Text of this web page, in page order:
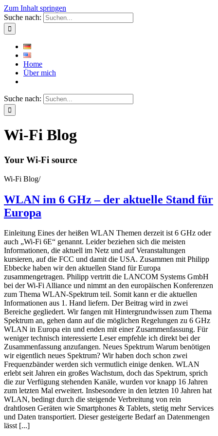
Zum Inhalt springen
Suche nach:
Home
Über mich
Suche nach:
Wi-Fi Blog
Your Wi-Fi source
Wi-Fi Blog/
WLAN im 6 GHz – der aktuelle Stand für
Europa
Einleitung Eines der heißen WLAN Themen derzeit ist 6 GHz oder
auch „Wi-Fi 6E“ genannt. Leider beziehen sich die meisten
Informationen, die aktuell im Netz und auf Veranstaltungen
kursieren, auf die FCC und damit die USA. Zusammen mit Philipp
Ebbecke haben wir den aktuellen Stand für Europa
zusammengetragen. Philipp vertritt die LANCOM Systems GmbH
bei der Wi-Fi Alliance und nimmt an den europäischen Konferenzen
zum Thema WLAN-Spektrum teil. Somit kann er die aktuellen
Informationen aus 1. Hand liefern. Der Beitrag wird in zwei
Bereiche gegliedert. Wir fangen mit Hintergrundwissen zum Thema
Spektrum an, gehen dann auf die möglichen Regelungen zu 6 GHz
WLAN in Europa ein und enden mit einer Zusammenfassung. Für
weniger technisch interessierte Leser empfehle ich direkt bei der
Zusammenfassung anzufangen. Neues Spektrum Warum benötigen
wir eigentlich neues Spektrum? Wir haben doch schon zwei
Frequenzbänder werden sich vermutlich einige denken. WLAN
erlebt seit Jahren ein großes Wachstum, doch das Spektrum, sprich
die zur Verfügung stehenden Kanäle, wurden vor knapp 16 Jahren
zum letzten Mal erweitert. Insbesondere in den letzten 10 Jahren hat
WLAN, bedingt durch die steigende Verbreitung von rein
drahtlosen Geräten wie Smartphones & Tablets, stetig mehr Services
und Daten transportiert. Dieser gesteigerte Bedarf an Datenmengen
lässt [...]